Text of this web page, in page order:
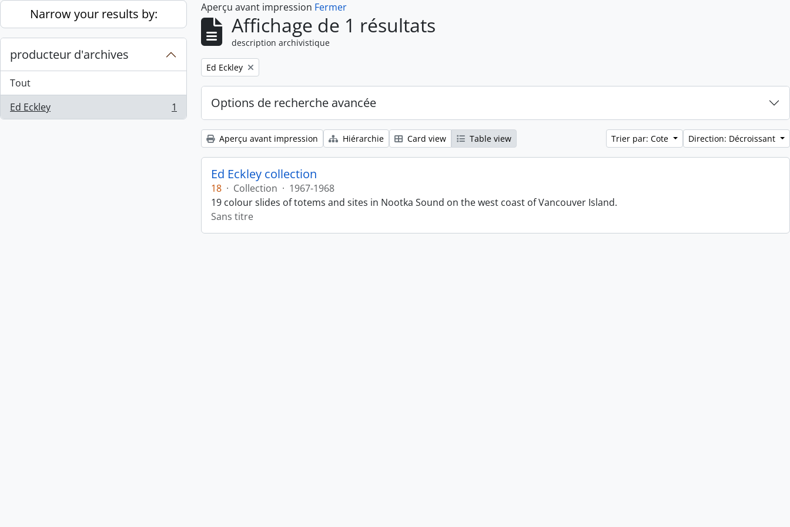
Skip to main content
Narrow your results by:
producteur d'archives
Tout
Ed Eckley
, 1 résultats 1
Aperçu avant impression Fermer
Affichage de 1 résultats
description archivistique
Remove filter:
Ed Eckley
Options de recherche avancée
Aperçu avant impression Hiérarchie Card view Table view Trier par: Cote Direction: Décroissant
Ed Eckley collection
18 · Collection · 1967-1968
19 colour slides of totems and sites in Nootka Sound on the west coast of Vancouver Island.
Sans titre